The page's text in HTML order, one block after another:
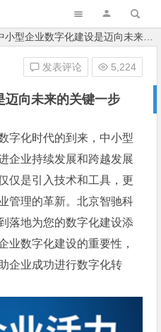
小型企业数字化建设是迈向未来的关键一步
迈向未来的关键一步
发表评论 5,224
字化时代的到来，中小型
企业持续发展和跨越发展
仅是引入技术和工具，更
管理的革新。北京智驰科
落地为您的数字化建设添
业数字化建设的重要性，
企业成功进行数字化转